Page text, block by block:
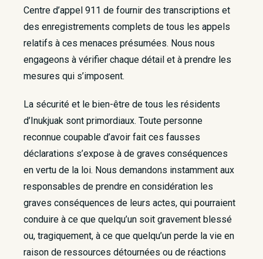
Centre d’appel 911 de fournir des transcriptions et
des enregistrements complets de tous les appels
relatifs à ces menaces présumées. Nous nous
engageons à vérifier chaque détail et à prendre les
mesures qui s’imposent.
La sécurité et le bien-être de tous les résidents
d’Inukjuak sont primordiaux. Toute personne
reconnue coupable d’avoir fait ces fausses
déclarations s’expose à de graves conséquences
en vertu de la loi. Nous demandons instamment aux
responsables de prendre en considération les
graves conséquences de leurs actes, qui pourraient
conduire à ce que quelqu’un soit gravement blessé
ou, tragiquement, à ce que quelqu’un perde la vie en
raison de ressources détournées ou de réactions